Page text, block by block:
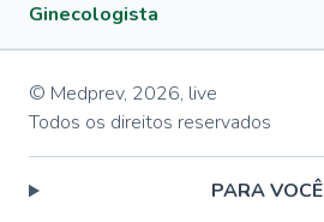
Ginecologista
© Medprev, 2026, live
Todos os direitos reservados
PARA VOCÊ